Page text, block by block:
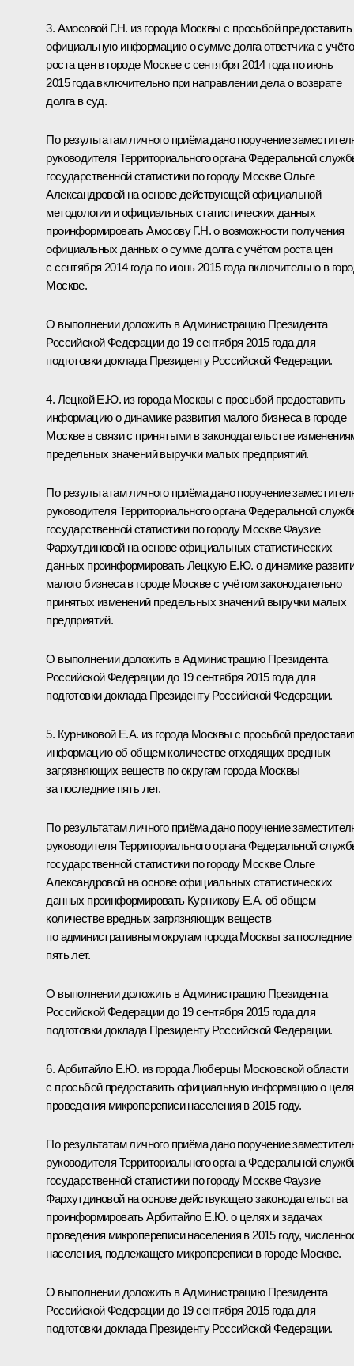
3. Амосовой Г.Н. из города Москвы с просьбой предоставить
официальную информацию о сумме долга ответчика с
роста цен в городе Москве с сентября 2014 года по июнь
2015 года включительно при направлении дела о возврате
долга в суд.
По результатам личного приёма дано поручение
руководителя Территориального органа Федеральной
государственной статистики по городу Москве Ольге
Александровой на основе действующей официальной
методологии и официальных статистических данных
проинформировать Амосову Г.Н. о возможности получения
официальных данных о сумме долга с учётом роста цен
с сентября 2014 года по июнь 2015 года включительно в
Москве.
О выполнении доложить в Администрацию Президента
Российской Федерации до 19 сентября 2015 года для
подготовки доклада Президенту Российской Федерации.
4. Лецкой Е.Ю. из города Москвы с просьбой предоставить
информацию о динамике развития малого бизнеса в городе
Москве в связи с принятыми в законодательстве
предельных значений выручки малых предприятий.
По результатам личного приёма дано поручение
руководителя Территориального органа Федеральной
государственной статистики по городу Москве Фаузие
Фархутдиновой на основе официальных статистических
данных проинформировать Лецкую Е.Ю. о динамике
малого бизнеса в городе Москве с учётом законодательно
принятых изменений предельных значений выручки малых
предприятий.
О выполнении доложить в Администрацию Президента
Российской Федерации до 19 сентября 2015 года для
подготовки доклада Президенту Российской Федерации.
5. Курниковой Е.А. из города Москвы с просьбой
информацию об общем количестве отходящих вредных
загрязняющих веществ по округам города Москвы
за последние пять лет.
По результатам личного приёма дано поручение
руководителя Территориального органа Федеральной
государственной статистики по городу Москве Ольге
Александровой на основе официальных статистических
данных проинформировать Курникову Е.А. об общем
количестве вредных загрязняющих веществ
по административным округам города Москвы за последние
пять лет.
О выполнении доложить в Администрацию Президента
Российской Федерации до 19 сентября 2015 года для
подготовки доклада Президенту Российской Федерации.
6. Арбитайло Е.Ю. из города Люберцы Московской области
с просьбой предоставить официальную информацию о
проведения микропереписи населения в 2015 году.
По результатам личного приёма дано поручение
руководителя Территориального органа Федеральной
государственной статистики по городу Москве Фаузие
Фархутдиновой на основе действующего законодательства
проинформировать Арбитайло Е.Ю. о целях и задачах
проведения микропереписи населения в 2015 году,
населения, подлежащего микропереписи в городе Москве.
О выполнении доложить в Администрацию Президента
Российской Федерации до 19 сентября 2015 года для
подготовки доклада Президенту Российской Федерации.